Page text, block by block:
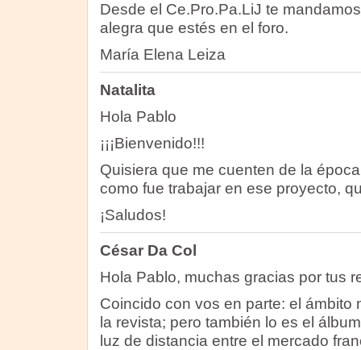
Desde el Ce.Pro.Pa.LiJ te
alegra que estés en el foro.
María Elena Leiza
Natalita
Hola Pablo
¡¡¡Bienvenido!!!
Quisiera que me cuenten de la
como fue trabajar en ese proyecto,
¡Saludos!
César Da Col
Hola Pablo, muchas gracias por tus
Coincido con vos en parte: el ámbito
la revista; pero también lo es el
luz de distancia entre el mercado